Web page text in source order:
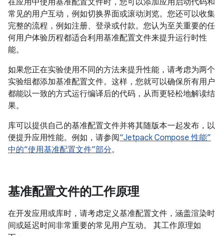
在应用中使用基准配置文件时，您可以添加应用启动代码和
常见的用户互动，例如切换界面或滚动浏览。您还可以收集
完整的流程，例如注册、登录或付款。您认为至关重要的任
何用户体验历程都适合利用基准配置文件来提升运行时性
能。
如果您正在实验使用不同的方法来提升性能，请考虑为两个
实验组都添加基准配置文件。这样，您就可以确保所有用户
都能以一致的方式运行编译后的代码，从而更轻松地解读结
果。
库可以提供自己的基准配置文件并将其随版本一起发布，以
便提升应用性能。例如，请参阅“Jetpack Compose 性能”
中的“使用基准配置文件”部分。
基准配置文件的工作原理
在开发应用或库时，请考虑定义基准配置文件，涵盖渲染时
间或延迟时间非常重要的常见用户互动。 其工作原理如